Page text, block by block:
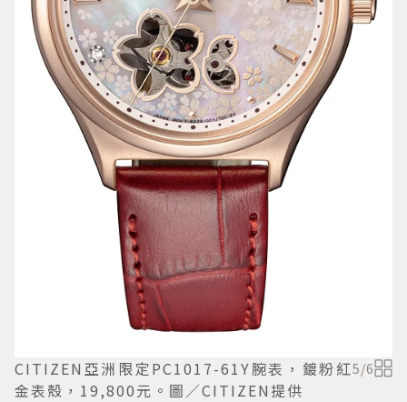
CITIZEN亞洲限定PC1017-61Y腕表，鍍粉紅
金表殼，19,800元。圖／CITIZEN提供
5/6